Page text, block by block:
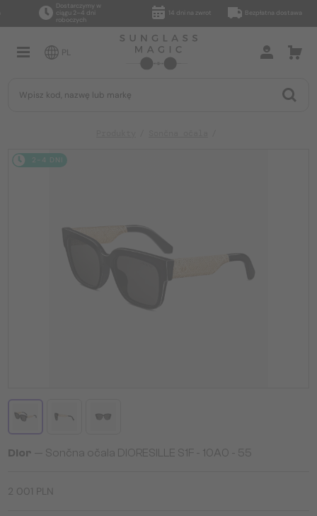
Dostarczymy w
ciągu 2–4 dni
roboczych
14 dni na zwrot Bezpłatna dostawa
PL
2-4 DNI
Dior — Sončna očala DIORESILLE S1F - 10A0 - 55
2 001 PLN